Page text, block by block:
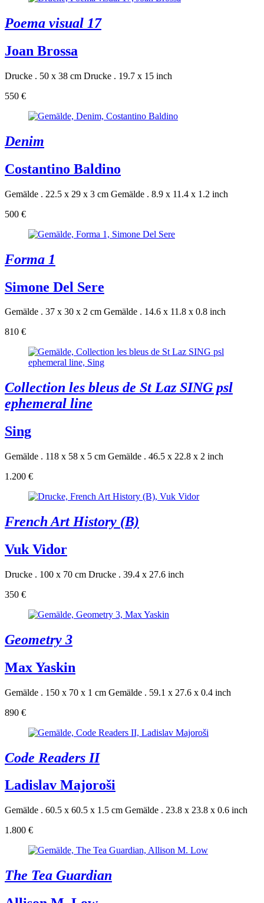
Poema visual 17
Joan Brossa
Drucke . 50 x 38 cm Drucke . 19.7 x 15 inch
550 €
Denim
Costantino Baldino
Gemälde . 22.5 x 29 x 3 cm Gemälde . 8.9 x 11.4 x 1.2 inch
500 €
Forma 1
Simone Del Sere
Gemälde . 37 x 30 x 2 cm Gemälde . 14.6 x 11.8 x 0.8 inch
810 €
Collection les bleus de St Laz SING psl
ephemeral line
Sing
Gemälde . 118 x 58 x 5 cm Gemälde . 46.5 x 22.8 x 2 inch
1.200 €
French Art History (B)
Vuk Vidor
Drucke . 100 x 70 cm Drucke . 39.4 x 27.6 inch
350 €
Geometry 3
Max Yaskin
Gemälde . 150 x 70 x 1 cm Gemälde . 59.1 x 27.6 x 0.4 inch
890 €
Code Readers II
Ladislav Majoroši
Gemälde . 60.5 x 60.5 x 1.5 cm Gemälde . 23.8 x 23.8 x 0.6 inch
1.800 €
The Tea Guardian